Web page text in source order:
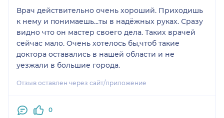
Врач действительно очень хороший. Приходишь
к нему и понимаешь...ты в надёжных руках. Сразу
видно что он мастер своего дела. Таких врачей
сейчас мало. Очень хотелось бы,чтоб такие
доктора оставались в нашей области и не
уезжали в большие города.
Отзыв оставлен через сайт/приложение
0